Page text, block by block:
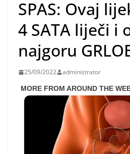
SPAS: Ovaj
4 SATA liječi i
najgoru
25/09/2022 administrator